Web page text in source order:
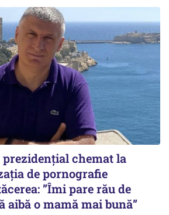
chemat la
de pornografie
”Îmi pare rău de
aibă o mamă mai bună”